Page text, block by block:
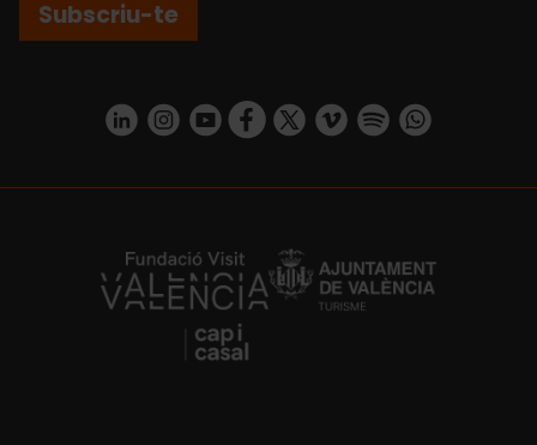
Subscriu-te
https://www.linkedin.com/company/turismo-valencia/mycompany/
https://www.instagram.com/visit_valencia/
https://www.youtube.com/user/
https://www.facebook.com/
https://twitter.com/
https://vimeo.com/
https://https://api.whatsapp.com/
https://fundacion.visitvalencia.com/